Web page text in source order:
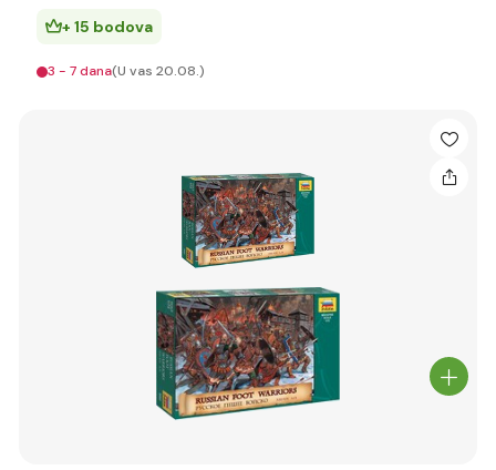
+ 15 bodova
3 - 7 dana(U vas 20.08.)